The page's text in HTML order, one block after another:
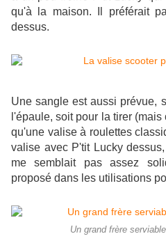
qu'à la maison. Il préférait
dessus.
Une sangle est aussi prévue,
l'épaule, soit pour la tirer
qu'une valise à roulettes
valise avec P'tit Lucky
me semblait pas assez
proposé dans les utilisations
Un grand frère